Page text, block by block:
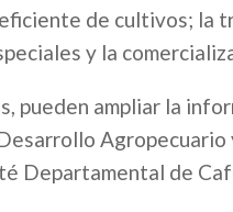
de cultivos; la
y la
pueden ampliar la
Departamental de